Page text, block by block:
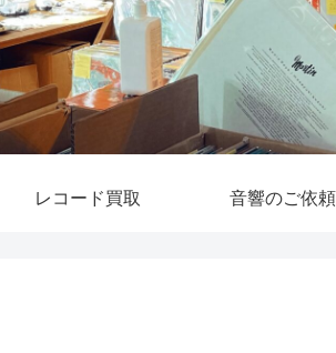
レコード買取 音響のご依頼